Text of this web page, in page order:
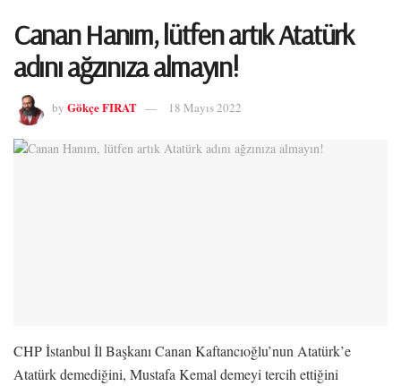
Canan Hanım, lütfen artık Atatürk
adını ağzınıza almayın!
by Gökçe FIRAT 18 Mayıs 2022
CHP İstanbul İl Başkanı Canan Kaftancıoğlu’nun Atatürk’e
Atatürk demediğini, Mustafa Kemal demeyi tercih ettiğini